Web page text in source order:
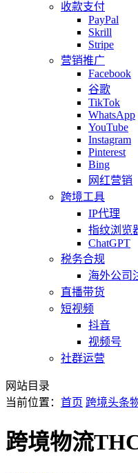
收款支付
PayPal
Skrill
Stripe
营销推广
Facebook
谷歌
TikTok
WhatsApp
YouTube
Instagram
Pinterest
Bing
网红营销
跨境工具
IP代理
指纹浏览
ChatGPT
税务合规
海外公司
直播带货
短视频
抖音
视频号
社群运营
网站目录
当前位置： 首页 跨境头条
跨境物流